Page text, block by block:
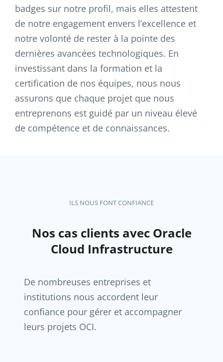
badges sur notre profil, mais elles attestent
de notre engagement envers l’excellence et
notre volonté de rester à la pointe des
dernières avancées technologiques. En
investissant dans la formation et la
certification de nos équipes, nous nous
assurons que chaque projet que nous
entreprenons est guidé par un niveau élevé
de compétence et de connaissances.
ILS NOUS FONT CONFIANCE
Nos cas clients avec Oracle
Cloud Infrastructure
De nombreuses entreprises et
institutions nous accordent leur
confiance pour gérer et accompagner
leurs projets OCI.